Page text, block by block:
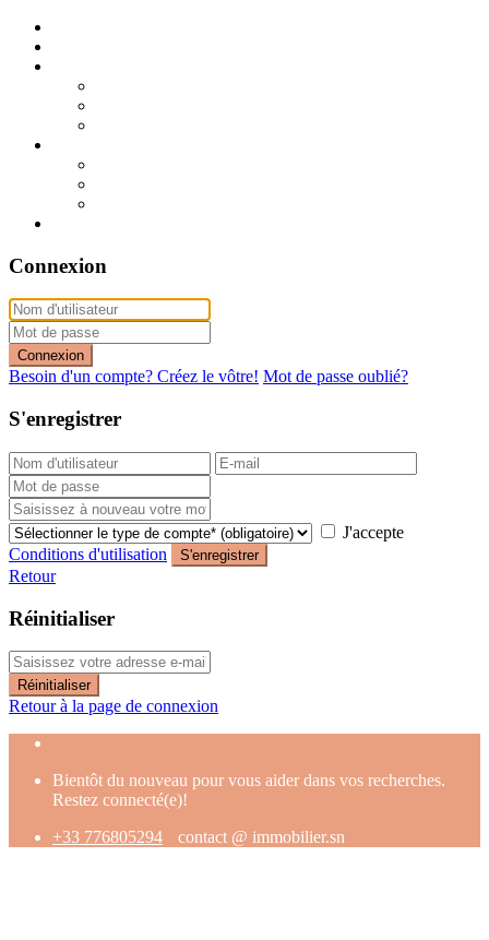
Connexion
Connexion
Besoin d'un compte? Créez le vôtre! Mot de passe oublié?
S'enregistrer
J'accepte
Conditions d'utilisation
S'enregistrer
Retour
Réinitialiser
Réinitialiser
Retour à la page de connexion
Bientôt du nouveau pour vous aider dans vos recherches.
Restez connecté(e)!
+33 776805294
contact @ immobilier.sn